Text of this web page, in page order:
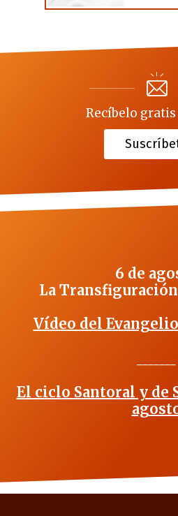
Recíbelo gratis
6 de
La
Vídeo del
El ciclo Santoral y de